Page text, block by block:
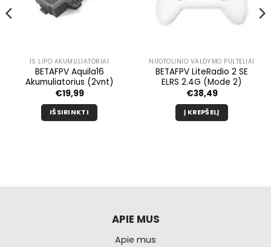
1S LIPO AKUMULIATORIAI
BETAFPV Aquila16
Akumuliatorius (2vnt)
€19,99
IŠSIRINKTI
NUOTOLINIO VALDYMO PULTELIAI
BETAFPV LiteRadio 2 SE
ELRS 2.4G (Mode 2)
€38,49
Į KREPŠELĮ
APIE MUS
Apie mus